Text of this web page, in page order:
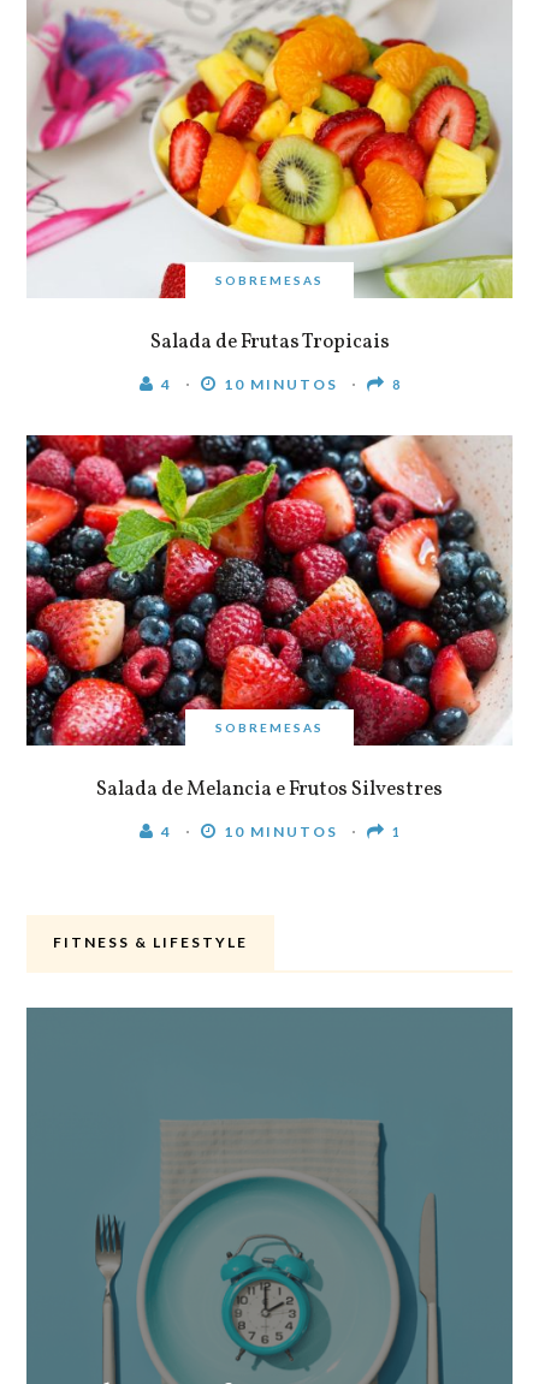
SOBREMESAS
Salada de Frutas Tropicais
4 10 MINUTOS 8
SOBREMESAS
Salada de Melancia e Frutos Silvestres
4 10 MINUTOS 1
FITNESS & LIFESTYLE